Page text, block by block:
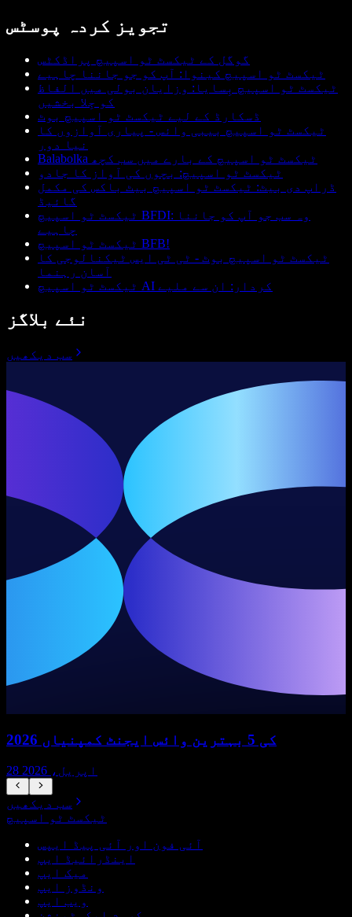
تجویز کردہ پوسٹس
گوگل کے ٹیکسٹ ٹو اسپیچ پراڈکٹس
ٹیکسٹ ٹو اسپیچ کینوا: آپ کو جو جاننا چاہیے
ٹیکسٹ ٹو اسپیچ بِسايا: وزایان بولی میں الفاظ
کو جِلا بخشیں
ڈسکارڈ کے لیے ٹیکسٹ ٹو اسپیچ بوٹ
ٹیکسٹ ٹو اسپیچ بیبی وائس - پیاری آوازوں کا
نیا دور
Balabolka ٹیکسٹ ٹو اسپیچ کے بارے میں سب کچھ
ٹیکسٹ ٹو اسپیچ: بچوں کی آواز کا جادو
ڈراپ دی بیٹ: ٹیکسٹ ٹو اسپیچ بیٹ باکس کی مکمل
گائیڈ
ٹیکسٹ ٹو اسپیچ BFDI: وہ سب جو آپ کو جاننا
چاہیے
ٹیکسٹ ٹو اسپیچ BFB!
ٹیکسٹ ٹو اسپیچ بوٹ - ٹی ٹی ایس ٹیکنالوجی کا
آسان رہنما
ٹیکسٹ ٹو اسپیچ AI کردار: ان سے ملیے
نئے بلاگز
سب دیکھیں
2026 کی 5 بہترین وائس ایجنٹ کمپنیاں
28 اپریل، 2026
سب دیکھیں
ٹیکسٹ ٹو اسپیچ
آئی فون اور آئی پیڈ ایپس
اینڈرائیڈ ایپ
میک ایپ
ونڈوز ایپ
ویب ایپ